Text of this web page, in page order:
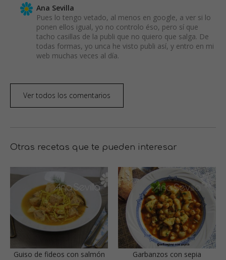
Ana Sevilla
Pues lo tengo vetado, al menos en google, a ver si lo
ponen ellos igual, yo no controlo éso, pero sí que
tacho casillas de la publi que no quiero que salga. De
todas formas, yo unca he visto publi así, y entro en mi
web muchas veces al día.
Ver todos los comentarios
Otras recetas que te pueden interesar
Guiso de fideos con salmón Garbanzos con sepia